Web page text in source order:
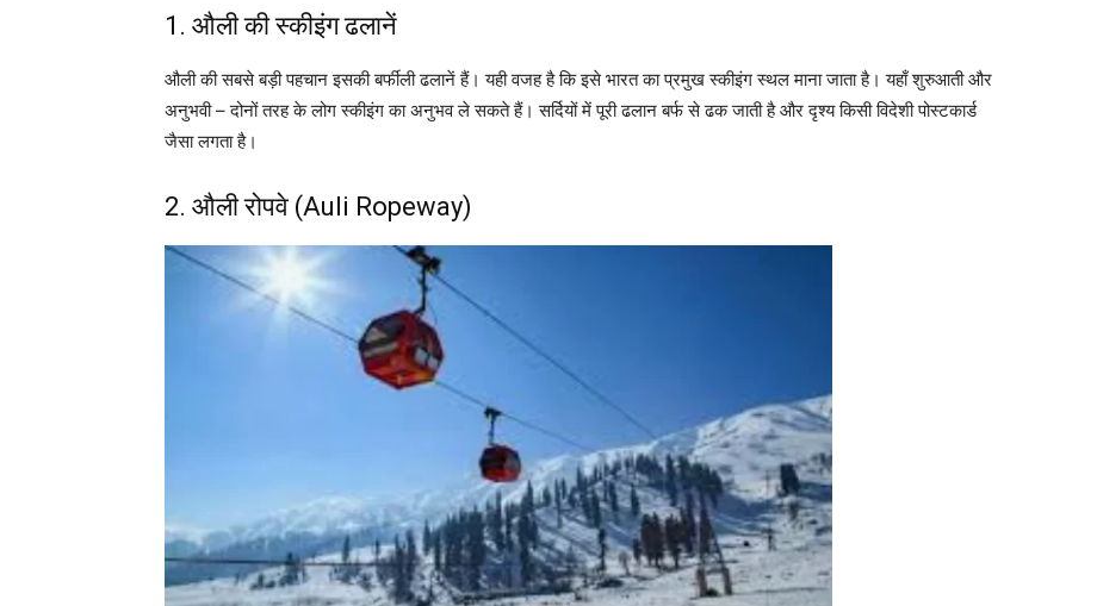
1. औली की स्कीइंग ढलानें
औली की सबसे बड़ी पहचान इसकी बर्फीली ढलानें हैं। यही वजह है कि इसे भारत का प्रमुख स्कीइंग स्थल माना जाता है। यहाँ शुरुआती और
अनुभवी – दोनों तरह के लोग स्कीइंग का अनुभव ले सकते हैं। सर्दियों में पूरी ढलान बर्फ से ढक जाती है और दृश्य किसी विदेशी पोस्टकार्ड
जैसा लगता है।
2. औली रोपवे (Auli Ropeway)